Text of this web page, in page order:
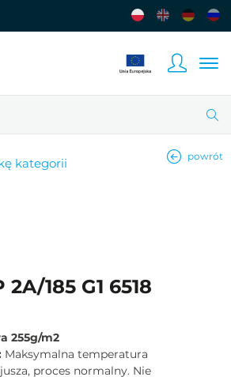
kategorii powrót
185 G1 6518
255g/m2
Maksymalna temperatura
proces normalny. Nie